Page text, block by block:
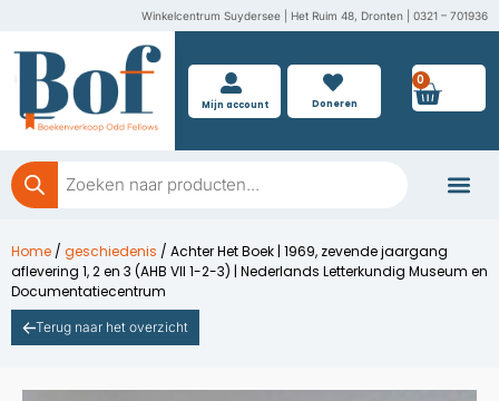
inhoud
Winkelcentrum Suydersee | Het Ruim 48, Dronten | 0321 – 701936
Mijn account Doneren
0
Producten
zoeken
Home / geschiedenis / Achter Het Boek | 1969, zevende jaargang
aflevering 1, 2 en 3 (AHB VII 1-2-3) | Nederlands Letterkundig Museum en
Documentatiecentrum
Terug naar het overzicht